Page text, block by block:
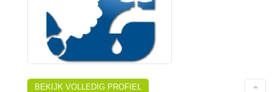
BEKIJK VOLLEDIG PROFIEL